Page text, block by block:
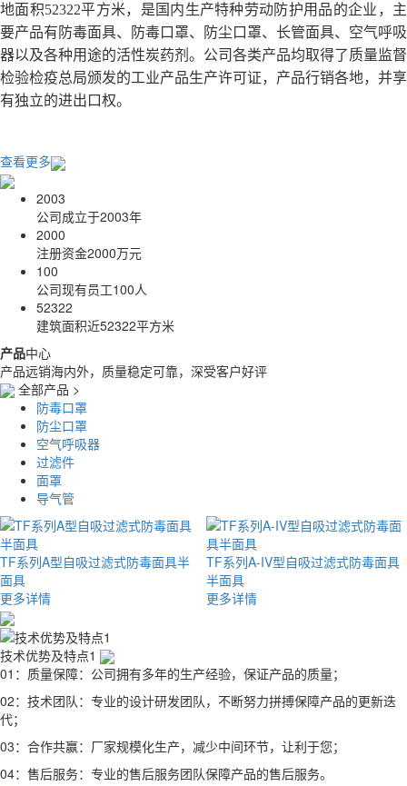
地面积52322平方米，是国内生产特种劳动防护用品的企业，主
要产品有防毒面具、防毒口罩、防尘口罩、长管面具、空气呼吸
器以及各种用途的活性炭药剂。公司各类产品均取得了质量监督
检验检疫总局颁发的工业产品生产许可证，产品行销各地，并享
有独立的进出口权。
查看更多
2003
公司成立于2003年
2000
注册资金2000万元
100
公司现有员工100人
52322
建筑面积近52322平方米
产品中心
产品远销海内外，质量稳定可靠，深受客户好评
全部产品 >
防毒口罩
防尘口罩
空气呼吸器
过滤件
面罩
导气管
TF系列A型自吸过滤式防毒面具半
面具
更多详情
TF系列A-IV型自吸过滤式防毒面具
半面具
更多详情
技术优势及特点1
01：质量保障：公司拥有多年的生产经验，保证产品的质量；
02：技术团队：专业的设计研发团队，不断努力拼搏保障产品的更新迭
代；
03：合作共赢：厂家规模化生产，减少中间环节，让利于您；
04：售后服务：专业的售后服务团队保障产品的售后服务。